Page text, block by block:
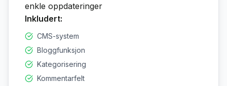
enkle oppdateringer
Inkludert:
CMS-system
Bloggfunksjon
Kategorisering
Kommentarfelt